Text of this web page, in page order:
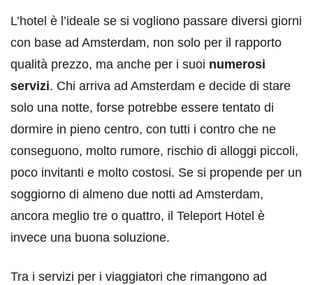
L’hotel è l’ideale se si vogliono passare diversi giorni
con base ad Amsterdam, non solo per il rapporto
qualità prezzo, ma anche per i suoi numerosi
servizi. Chi arriva ad Amsterdam e decide di stare
solo una notte, forse potrebbe essere tentato di
dormire in pieno centro, con tutti i contro che ne
conseguono, molto rumore, rischio di alloggi piccoli,
poco invitanti e molto costosi. Se si propende per un
soggiorno di almeno due notti ad Amsterdam,
ancora meglio tre o quattro, il Teleport Hotel è
invece una buona soluzione.
Tra i servizi per i viaggiatori che rimangono ad